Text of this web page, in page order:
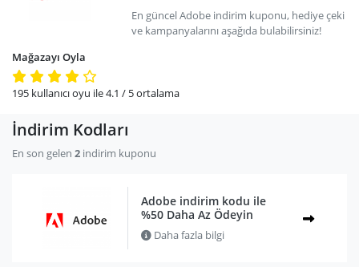
Mağazayı Oyla
195 kullanıcı oyu ile4.1 / 5ortalama
En güncel Adobe indirim kuponu, hediye çeki
ve kampanyalarını aşağıda bulabilirsiniz!
İndirim Kodları
En son gelen 2 indirim kuponu
Adobe indirim kodu ile
%50 Daha Az Ödeyin
Daha fazla bilgi